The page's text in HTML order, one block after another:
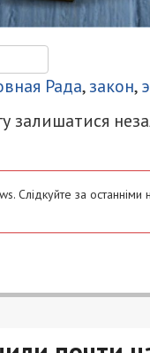
Рада,закон,
залишатися
Слідкуйте за останніми